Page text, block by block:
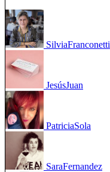
SilviaFranconetti
JesúsJuan
PatriciaSola
SaraFernandez